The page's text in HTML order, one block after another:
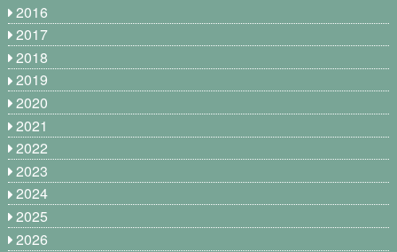
2016
2017
2018
2019
2020
2021
2022
2023
2024
2025
2026